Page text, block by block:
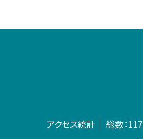
アクセス統計 総数：